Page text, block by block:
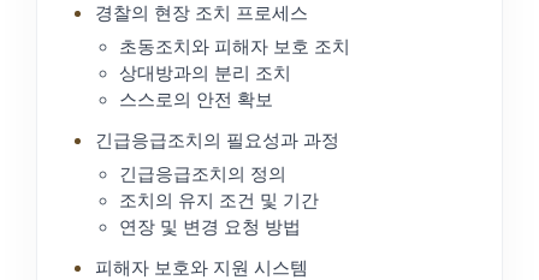
경찰의 현장 조치 프로세스
초동조치와 피해자 보호 조치
상대방과의 분리 조치
스스로의 안전 확보
긴급응급조치의 필요성과 과정
긴급응급조치의 정의
조치의 유지 조건 및 기간
연장 및 변경 요청 방법
피해자 보호와 지원 시스템